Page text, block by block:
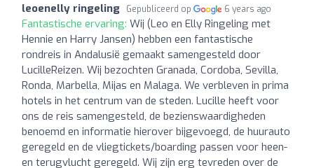
leoenelly ringeling Gepubliceerd op 6 years ago
Fantastische ervaring: Wij (Leo en Elly Ringeling met
Hennie en Harry Jansen) hebben een fantastische
rondreis in Andalusië gemaakt samengesteld door
LucilleReizen. Wij bezochten Granada, Cordoba, Sevilla,
Ronda, Marbella, Mijas en Malaga. We verbleven in prima
hotels in het centrum van de steden. Lucille heeft voor
ons de reis samengesteld, de bezienswaardigheden
benoemd en informatie hierover bijgevoegd, de huurauto
geregeld en de vliegtickets/boarding passen voor heen-
en terugvlucht geregeld. Wij zijn erg tevreden over de